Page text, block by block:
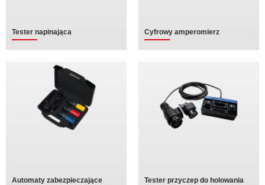
Tester napinająca Cyfrowy amperomierz
Automaty zabezpieczające Tester przyczep do holowania